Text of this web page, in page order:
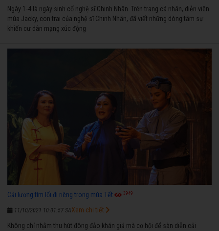
Ngày 1-4 là ngày sinh cố nghệ sĩ Chinh Nhân. Trên trang cá nhân, diễn viên
múa Jacky, con trai của nghệ sĩ Chinh Nhân, đã viết những dòng tâm sự
khiến cư dân mạng xúc động
Cải lương tìm lối đi riêng trong mùa Tết 3949
11/10/2021 10:01:57 SA
Không chỉ nhằm thu hút đông đảo khán giả mà cơ hội để sàn diễn cải
Xem chi tiết